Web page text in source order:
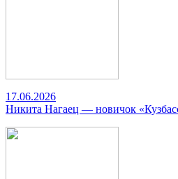
17.06.2026
Никита Нагаец — новичок